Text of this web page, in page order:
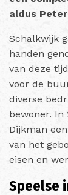
aldus
Schalkwijk
handen
van deze
voor de
diverse
bewoner. In
Dijkman
van het
eisen en
Speelse